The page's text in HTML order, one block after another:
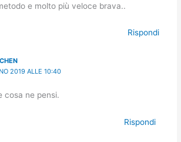
e molto più veloce brava..
Rispondi
2019 ALLE 10:40
cosa ne pensi.
Rispondi